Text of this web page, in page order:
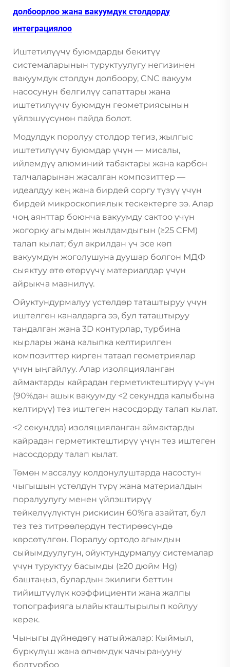
долбоорлоо жана вакуумдук столдорду
интеграциялоо
Иштетилүүчү буюмдарды бекитүү
системаларынын туруктуулугу негизинен
вакуумдук столдун долбоору, CNC вакуум
насосунун белгилүү сапаттары жана
иштетилүүчү буюмдун геометриясынын
үйлэшүүсүнөн пайда болот.
Модулдук поролуу столдор тегиз, жылгыс
иштетилүүчү буюмдар үчүн — мисалы,
ийлемдүү алюминий табактары жана карбон
талчаларынан жасалган композиттер —
идеалдуу кең жана бирдей соргу түзүү үчүн
бирдей микроскопиялык тескектерге ээ. Алар
чоң аянттар боюнча вакуумду сактоо үчүн
жогорку агымдын жылдамдыгын (≥25 CFM)
талап кылат; бул акрилдан үч эсе көп
вакуумдун жоголушуна дуушар болгон МДФ
сыяктуу өтө өтөрүүчү материалдар үчүн
айрыкча маанилүү.
Ойуктундурмалуу үстөлдөр таташтыруу үчүн
иштелген каналдарга ээ, бул таташтыруу
тандалган жана 3D контурлар, турбина
кырлары жана калыпка келтирилген
композиттер кирген татаал геометриялар
үчүн ыңгайлуу. Алар изоляцияланган
аймактарды кайрадан герметиктештирүү үчүн
(90%дан ашык вакуумду <2 секундда калыбына
келтирүү) тез иштеген насосдорду талап кылат.
<2 секундда) изоляцияланган аймактарды
кайрадан герметиктештирүү үчүн тез иштеген
насосдорду талап кылат.
Төмөн массалуу колдонулуштарда насостун
чыгышын үстөлдүн түрү жана материалдын
поралуулугу менен үйлэштирүү
тейкелүүлүктүн рискисин 60%га азайтат, бул
тез тез титрөөлөрдүн тестирөөсүндө
көрсөтүлгөн. Поралуу ортодо агымдын
сыйымдуулугун, ойуктундурмалуу системалар
үчүн туруктуу басымды (≥20 дюйм Hg)
баштаңыз, булардын экилиги беттин
тийиштүүлүк коэффициенти жана жалпы
топографияга ылайыкташтырылып койлуу
керек.
Чыныгы дүйнөдөгү натыйжалар: Кыймыл,
бүркүлүш жана өлчөмдүк чачыранууну
болтурбоо